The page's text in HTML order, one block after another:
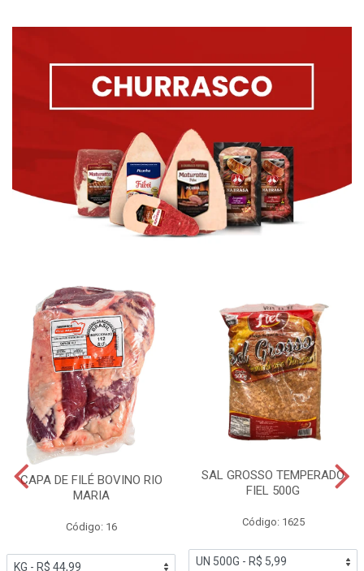
CAPA DE FILÉ BOVINO RIO
MARIA
Código: 16
SAL GROSSO TEMPERADO
FIEL 500G
Código: 1625